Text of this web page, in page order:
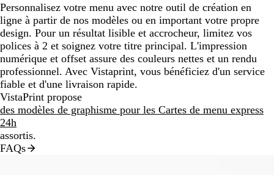
Personnalisez votre menu avec notre outil de création en
ligne à partir de nos modèles ou en important votre propre
design. Pour un résultat lisible et accrocheur, limitez vos
polices à 2 et soignez votre titre principal. L'impression
numérique et offset assure des couleurs nettes et un rendu
professionnel. Avec Vistaprint, vous bénéficiez d'un service
fiable et d'une livraison rapide.
VistaPrint propose
des modèles de graphisme pour les Cartes de menu express
24h
assortis.
FAQs